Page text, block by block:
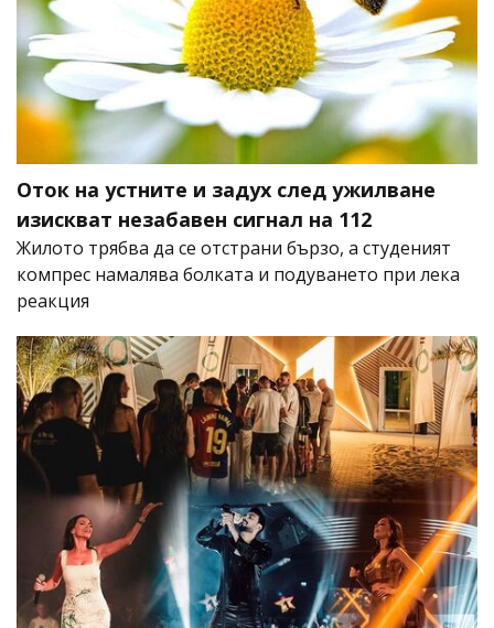
Оток на устните и задух след ужилване
изискват незабавен сигнал на 112
Жилото трябва да се отстрани бързо, а студеният
компрес намалява болката и подуването при лека
реакция